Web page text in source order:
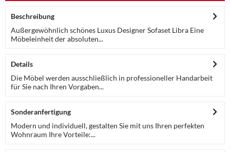
Beschreibung
Außergewöhnlich schönes Luxus Designer Sofaset Libra Eine
Möbeleinheit der absoluten...
Details
Die Möbel werden ausschließlich in professioneller Handarbeit
für Sie nach Ihren Vorgaben...
Sonderanfertigung
Modern und individuell, gestalten Sie mit uns Ihren perfekten
Wohnraum Ihre Vorteile:...